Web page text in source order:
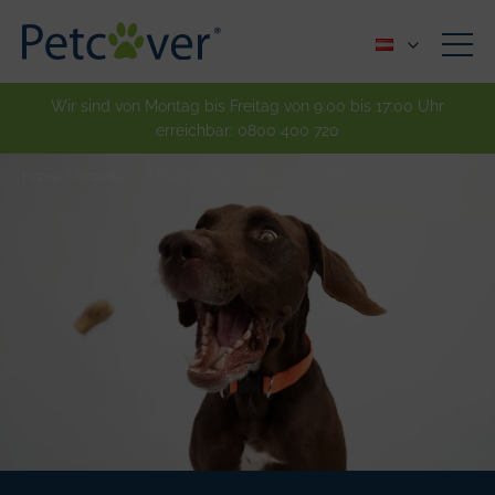
Wir sind von Montag bis Freitag von 9:00 bis 17:00 Uhr
erreichbar: 0800 400 720